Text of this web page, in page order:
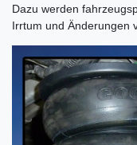
Dazu werden
Irrtum und Änderungen